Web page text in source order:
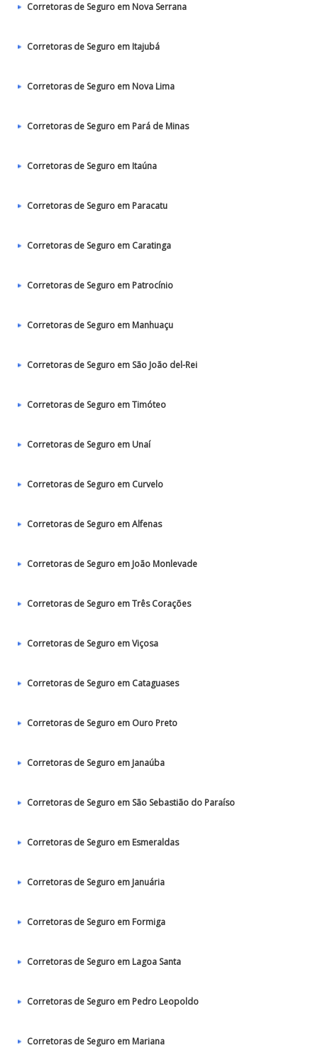
Corretoras de Seguro em Nova Serrana
Corretoras de Seguro em Itajubá
Corretoras de Seguro em Nova Lima
Corretoras de Seguro em Pará de Minas
Corretoras de Seguro em Itaúna
Corretoras de Seguro em Paracatu
Corretoras de Seguro em Caratinga
Corretoras de Seguro em Patrocínio
Corretoras de Seguro em Manhuaçu
Corretoras de Seguro em São João del-Rei
Corretoras de Seguro em Timóteo
Corretoras de Seguro em Unaí
Corretoras de Seguro em Curvelo
Corretoras de Seguro em Alfenas
Corretoras de Seguro em João Monlevade
Corretoras de Seguro em Três Corações
Corretoras de Seguro em Viçosa
Corretoras de Seguro em Cataguases
Corretoras de Seguro em Ouro Preto
Corretoras de Seguro em Janaúba
Corretoras de Seguro em São Sebastião do Paraíso
Corretoras de Seguro em Esmeraldas
Corretoras de Seguro em Januária
Corretoras de Seguro em Formiga
Corretoras de Seguro em Lagoa Santa
Corretoras de Seguro em Pedro Leopoldo
Corretoras de Seguro em Mariana